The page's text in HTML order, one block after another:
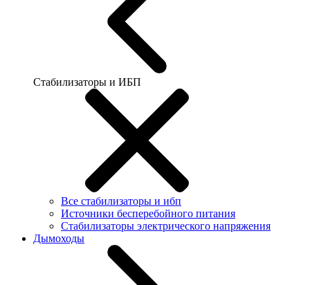
Стабилизаторы и ИБП
Все стабилизаторы и ибп
Источники бесперебойного питания
Стабилизаторы электрического напряжения
Дымоходы